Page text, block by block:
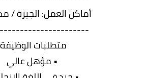
أماكن العمل: الجيزة /
متطلبات
• مؤهل عالي